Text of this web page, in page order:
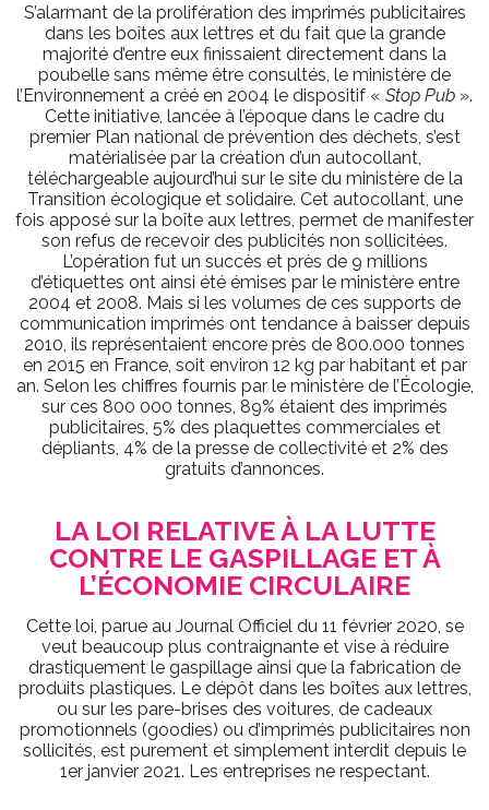
S’alarmant de la prolifération des imprimés publicitaires
dans les boîtes aux lettres et du fait que la grande
majorité d’entre eux finissaient directement dans la
poubelle sans même être consultés, le ministère de
l’Environnement a créé en 2004 le dispositif « Stop Pub ».
Cette initiative, lancée à l’époque dans le cadre du
premier Plan national de prévention des déchets, s’est
matérialisée par la création d’un autocollant,
téléchargeable aujourd’hui sur le site du ministère de la
Transition écologique et solidaire. Cet autocollant, une
fois apposé sur la boîte aux lettres, permet de manifester
son refus de recevoir des publicités non sollicitées.
L’opération fut un succès et près de 9 millions
d’étiquettes ont ainsi été émises par le ministère entre
2004 et 2008. Mais si les volumes de ces supports de
communication imprimés ont tendance à baisser depuis
2010, ils représentaient encore près de 800.000 tonnes
en 2015 en France, soit environ 12 kg par habitant et par
an. Selon les chiffres fournis par le ministère de l’Écologie,
sur ces 800 000 tonnes, 89% étaient des imprimés
publicitaires, 5% des plaquettes commerciales et
dépliants, 4% de la presse de collectivité et 2% des
gratuits d’annonces.
LA LOI RELATIVE À LA LUTTE
CONTRE LE GASPILLAGE ET À
L’ÉCONOMIE CIRCULAIRE
Cette loi, parue au Journal Officiel du 11 février 2020, se
veut beaucoup plus contraignante et vise à réduire
drastiquement le gaspillage ainsi que la fabrication de
produits plastiques. Le dépôt dans les boîtes aux lettres,
ou sur les pare-brises des voitures, de cadeaux
promotionnels (goodies) ou d’imprimés publicitaires non
sollicités, est purement et simplement interdit depuis le
1er janvier 2021. Les entreprises ne respectant.